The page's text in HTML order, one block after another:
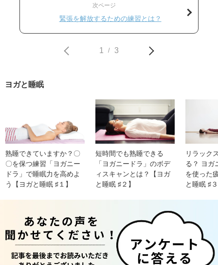
次ページ
緊張を解放するための練習とは？
1 / 3
ヨガと睡眠
熟睡できていますか？〇
〇を保つ練習「ヨガニー
ドラ」で睡眠力を高めよ
う【ヨガと睡眠 ♯１】
短時間でも熟睡できる
「ヨガニードラ」のボデ
ィスキャンとは？【ヨガ
と睡眠 ♯２】
リラック
る？ ヨガ
を使った
と睡眠 ♯